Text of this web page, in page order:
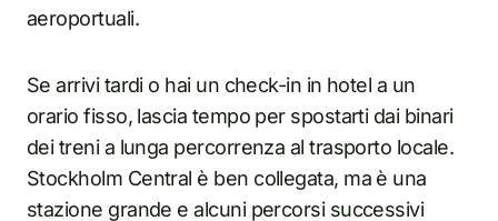
aeroportuali.
Se arrivi tardi o hai un check-in in hotel a un
orario fisso, lascia tempo per spostarti dai binari
dei treni a lunga percorrenza al trasporto locale.
Stockholm Central è ben collegata, ma è una
stazione grande e alcuni percorsi successivi